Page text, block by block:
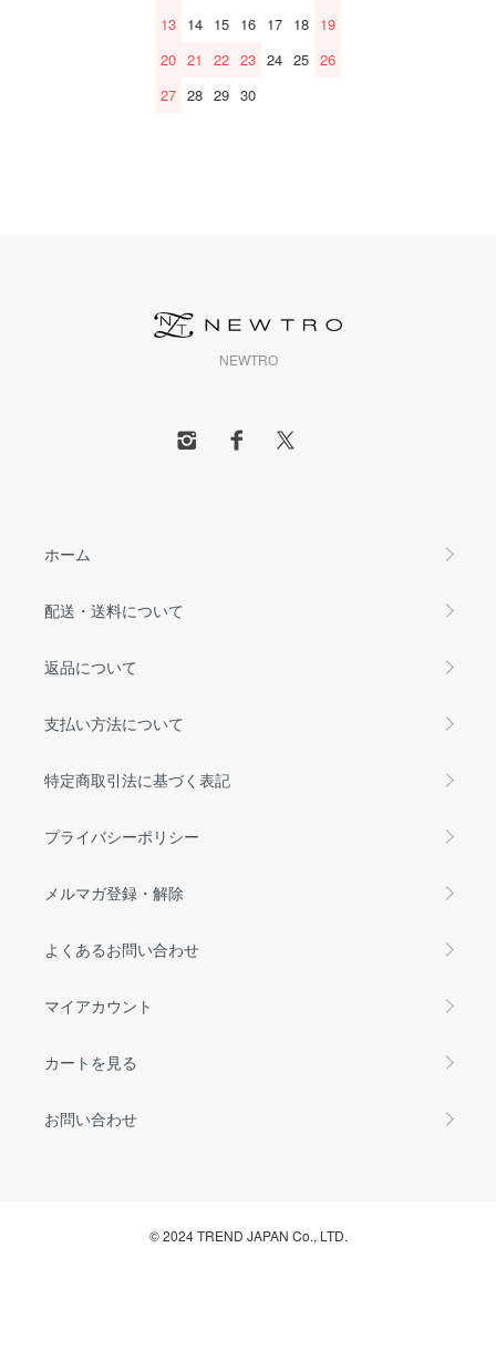
13 14 15 16 17 18 19
20 21 22 23 24 25 26
27 28 29 30
NEWTRO
ホーム
配送・送料について
返品について
支払い方法について
特定商取引法に基づく表記
プライバシーポリシー
メルマガ登録・解除
よくあるお問い合わせ
マイアカウント
カートを見る
お問い合わせ
© 2024 TREND JAPAN Co., LTD.